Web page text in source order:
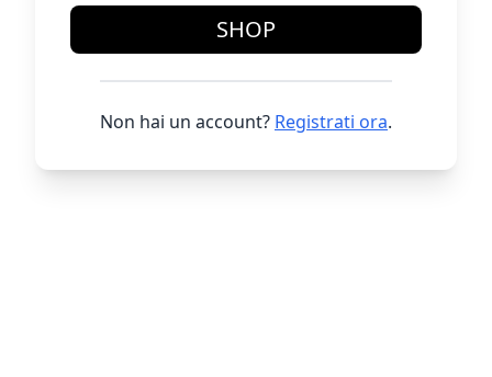
SHOP
Non hai un account? Registrati ora.